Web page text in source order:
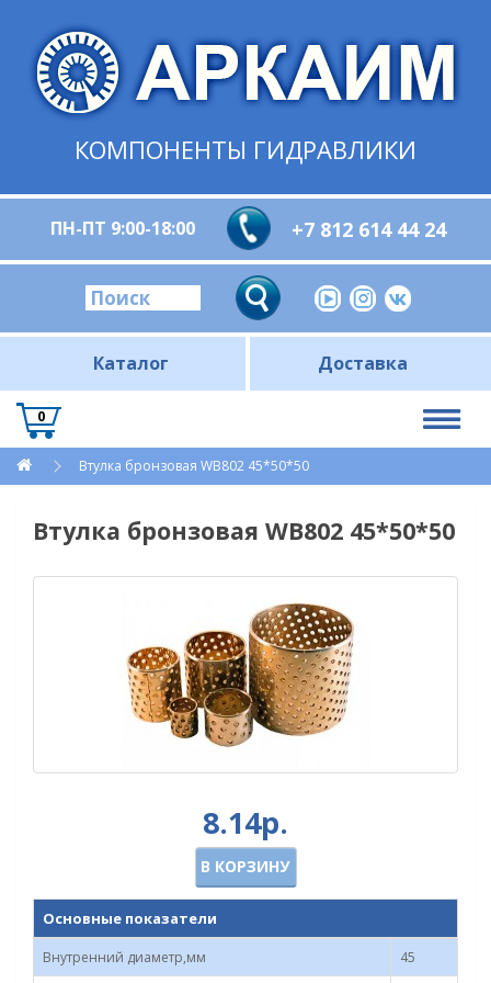
КОМПОНЕНТЫ ГИДРАВЛИКИ
ПН-ПТ 9:00-18:00 +7 812 614 44 24
Каталог Доставка
0
Втулка бронзовая WB802 45*50*50
Втулка бронзовая WB802 45*50*50
8.14р.
В КОРЗИНУ
Основные показатели
Внутренний диаметр,мм 45